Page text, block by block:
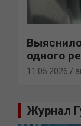
одного
11.05.2026
Журнал